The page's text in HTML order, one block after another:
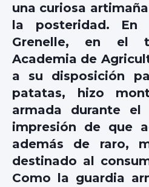
una curiosa
la posteridad. En
Grenelle, en el
Academia de
a su disposición
patatas, hizo
armada durante
impresión de que
además de raro,
destinado al
Como la guardia